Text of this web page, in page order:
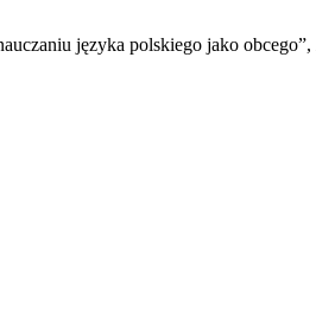
języka polskiego jako obcego”,